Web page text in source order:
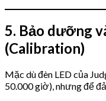
5. Bảo dưỡng
(Calibration)
Mặc dù đèn LED của
50.000 giờ), nhưng để